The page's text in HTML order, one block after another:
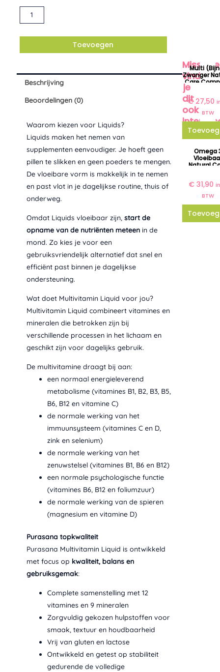
Liquid
Purasana
Toevoegen
Beschrijving
Beoordelingen (0)
Waarom kiezen voor Liquids?
Liquids maken het nemen van
supplementen eenvoudiger. Je hoeft geen
pillen te slikken en geen poeders te mengen.
De vloeibare vorm is makkelijk in te nemen
en past vlot in je dagelijkse routine, thuis of
onderweg.
Omdat Liquids vloeibaar zijn, start de
opname van de nutriënten meteenin de
mond. Zo kies je voor een
gebruiksvriendelijk alternatief dat snel en
efficiënt past binnen je dagelijkse
ondersteuning.
Wat doet Multivitamin Liquid voor jou?
Multivitamin Liquid combineert vitamines en
mineralen die betrokken zijn bij
verschillende processen in het lichaam en
geschikt zijn voor dagelijks gebruik.
De multivitamine draagt bij aan:
een normaal energieleverend
metabolisme (vitamines B1, B2, B3, B5,
B6, B12 en vitamine C)
de normale werking van het
immuunsysteem (vitamines C en D,
zink en selenium)
de normale werking van het
zenuwstelsel (vitamines B1, B6 en B12)
een normale psychologische functie
(vitamines B6, B12 en foliumzuur)
de normale werking van de spieren
(magnesium en vitamine D)
Purasana topkwaliteit
Purasana Multivitamin Liquid is ontwikkeld
met focus op kwaliteit, balans en
gebruiksgemak:
Complete samenstelling met 12
vitamines en 9 mineralen
Zorgvuldig gekozen hulpstoffen voor
smaak, textuur en houdbaarheid
Vrij van gluten en lactose
Ontwikkeld en getest op stabiliteit
gedurende de volledige
vindt
je
dit
ook
Multi
Zwanger
Care
€27,50
BTW
Omega
Natural
€ 31,90
BTW